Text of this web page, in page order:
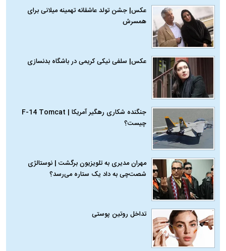
عکس| جشن تولد عاشقانه تهمینه میلانی برای
همسرش
عکس| سلفی نیکی کریمی در باشگاه بدنسازی
جنگنده شکاری رهگیر آمریکا | F-14 Tomcat
چیست؟
مهران مدیری به تلویزیون برگشت | نوستالژی
شصت‌چی به داد یک ستاره می‌رسد؟
تداخل روتین پوستی